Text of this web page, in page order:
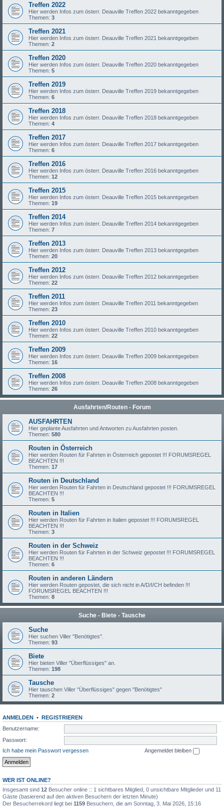
Treffen 2022
Hier werden Infos zum österr. Deauville Treffen 2022 bekanntgegeben
Themen: 3
Treffen 2021
Hier werden Infos zum österr. Deauville Treffen 2021 bekanntgegeben
Themen: 2
Treffen 2020
Hier werden Infos zum österr. Deauville Treffen 2020 bekanntgegeben
Themen: 5
Treffen 2019
Hier werden Infos zum österr. Deauville Treffen 2019 bekanntgegeben
Themen: 6
Treffen 2018
Hier werden Infos zum österr. Deauville Treffen 2018 bekanntgegeben
Themen: 4
Treffen 2017
Hier werden Infos zum österr. Deauville Treffen 2017 bekanntgegeben
Themen: 6
Treffen 2016
Hier werden Infos zum österr. Deauville Treffen 2016 bekanntgegeben
Themen: 12
Treffen 2015
Hier werden Infos zum österr. Deauville Treffen 2015 bekanntgegeben
Themen: 19
Treffen 2014
Hier werden Infos zum österr. Deauville Treffen 2014 bekanntgegeben
Themen: 7
Treffen 2013
Hier werden Infos zum österr. Deauville Treffen 2013 bekanntgegeben
Themen: 20
Treffen 2012
Hier werden Infos zum österr. Deauville Treffen 2012 bekanntgegeben
Themen: 22
Treffen 2011
Hier werden Infos zum österr. Deauville Treffen 2011 bekanntgegeben
Themen: 23
Treffen 2010
Hier werden Infos zum österr. Deauville Treffen 2010 bekanntgegeben
Themen: 22
Treffen 2009
Hier werden Infos zum österr. Deauville Treffen 2009 bekanntgegeben
Themen: 16
Treffen 2008
Hier werden Infos zum österr. Deauville Treffen 2008 bekanntgegeben
Themen: 26
Ausfahrten/Routen - Forum
AUSFAHRTEN
Hier geplante Ausfahrten und Antworten zu Ausfahrten posten.
Themen: 580
Routen in Österreich
Hier werden Routen für Fahrten in Österreich gepostet !!! FORUMSREGEL
BEACHTEN !!!
Themen: 17
Routen in Deutschland
Hier werden Routen für Fahrten in Deutschland gepostet !!! FORUMSREGEL
BEACHTEN !!!
Themen: 5
Routen in Italien
Hier werden Routen für Fahrten in Italien gepostet !!! FORUMSREGEL
BEACHTEN !!!
Themen: 3
Routen in der Schweiz
Hier werden Routen für Fahrten in der Schweiz gepostet !!! FORUMSREGEL
BEACHTEN !!!
Themen: 6
Routen in anderen Ländern
Hier werden Routen gepostet, die sich nicht in A/D/I/CH befinden !!!
FORUMSREGEL BEACHTEN !!!
Themen: 8
Suche - Biete - Tausche
Suche
Hier suchen Viller "Benötigtes".
Themen: 93
Biete
Hier bieten Viller "Überflüssiges" an.
Themen: 198
Tausche
Hier tauschen Viller "Überflüssiges" gegen "Benötigtes"
Themen: 2
ANMELDEN • REGISTRIEREN
Benutzername:
Passwort:
Ich habe mein Passwort vergessen
Angemeldet bleiben
WER IST ONLINE?
Insgesamt sind 12 Besucher online :: 1 sichtbares Mitglied, 0 unsichtbare Mitglieder und 11
Gäste (basierend auf den aktiven Besuchern der letzten Minute)
Der Besucherrekord liegt bei 1159 Besuchern, die am Sonntag, 3. Mai 2026, 15:16